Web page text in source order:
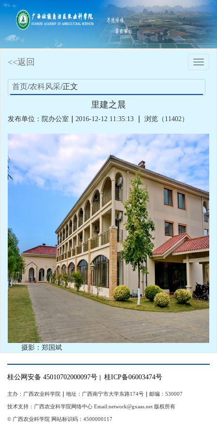
Toggle
<<返回
首页/农科风采/正文
里建之晨
发布单位：院办公室 2016-12-12 11:35:13 浏览（11402）
摄影：郑国斌
桂公网安备 45010702000097号 ｜ 桂ICP备06003474号
主办：广西农业科学院 ｜ 地址：广西南宁市大学东路174号 ｜ 邮编：530007
技术支持：广西农业科学院网络中心 Email:network@gxaas.net 版权所有
© 广西农业科学院 网站标识码：4500000117